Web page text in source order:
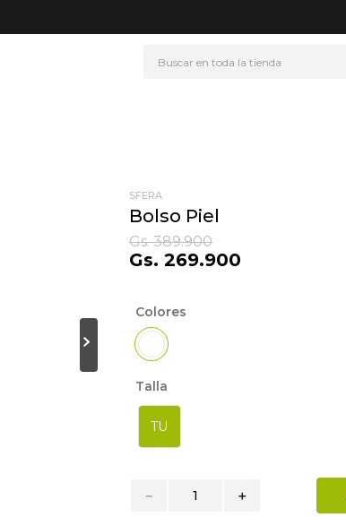
SFERA
Bolso Piel
Gs. 389.900
Gs. 269.900
Colores
Talla
TU
＋
－